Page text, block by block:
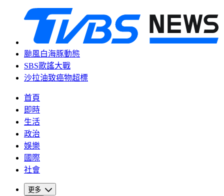
颱風白海豚動態
SBS歌謠大戰
沙拉油致癌物超標
首頁
即時
生活
政治
娛樂
國際
社會
更多